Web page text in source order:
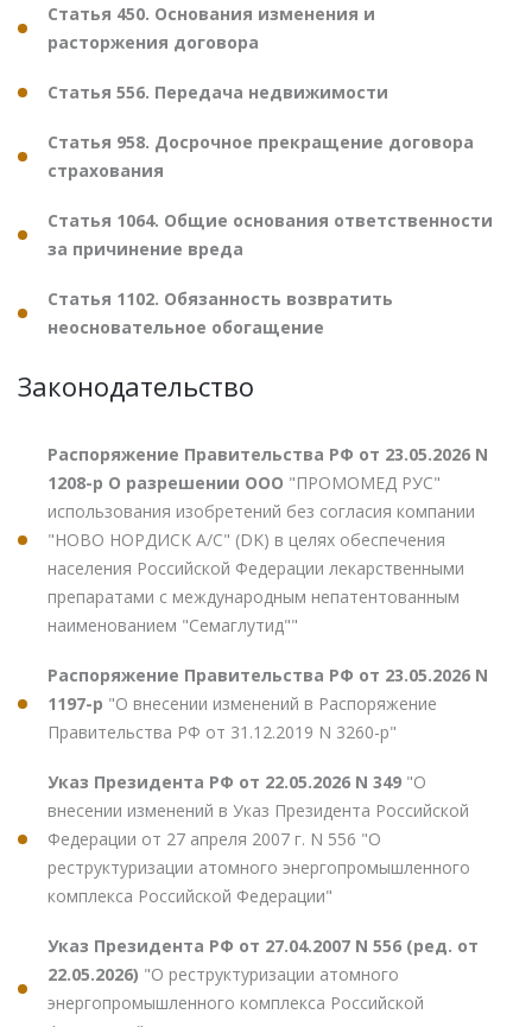
Статья 450. Основания изменения и
расторжения договора
Статья 556. Передача недвижимости
Статья 958. Досрочное прекращение договора
страхования
Статья 1064. Общие основания ответственности
за причинение вреда
Статья 1102. Обязанность возвратить
неосновательное обогащение
Законодательство
Распоряжение Правительства РФ от 23.05.2026 N
1208-р О разрешении ООО "ПРОМОМЕД РУС"
использования изобретений без согласия компании
"НОВО НОРДИСК А/С" (DK) в целях обеспечения
населения Российской Федерации лекарственными
препаратами с международным непатентованным
наименованием "Семаглутид""
Распоряжение Правительства РФ от 23.05.2026 N
1197-р "О внесении изменений в Распоряжение
Правительства РФ от 31.12.2019 N 3260-р"
Указ Президента РФ от 22.05.2026 N 349 "О
внесении изменений в Указ Президента Российской
Федерации от 27 апреля 2007 г. N 556 "О
реструктуризации атомного энергопромышленного
комплекса Российской Федерации"
Указ Президента РФ от 27.04.2007 N 556 (ред. от
22.05.2026) "О реструктуризации атомного
энергопромышленного комплекса Российской